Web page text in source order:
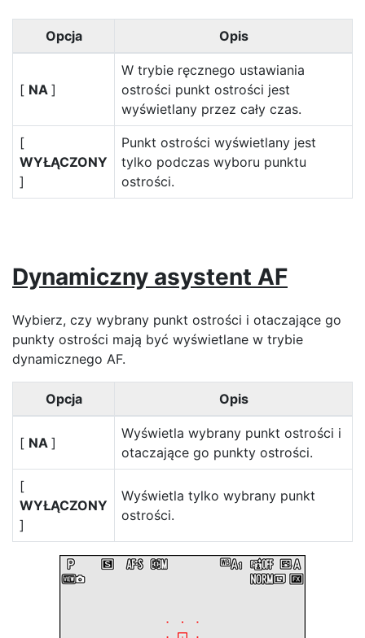
Opcja Opis
[ NA ]
W trybie ręcznego ustawiania
ostrości punkt ostrości jest
wyświetlany przez cały czas.
[
WYŁĄCZONY
]
Punkt ostrości wyświetlany jest
tylko podczas wyboru punktu
ostrości.
Dynamiczny asystent AF
Wybierz, czy wybrany punkt ostrości i otaczające go
punkty ostrości mają być wyświetlane w trybie
dynamicznego AF.
Opcja Opis
[ NA ]
Wyświetla wybrany punkt ostrości i
otaczające go punkty ostrości.
[
WYŁĄCZONY
]
Wyświetla tylko wybrany punkt
ostrości.